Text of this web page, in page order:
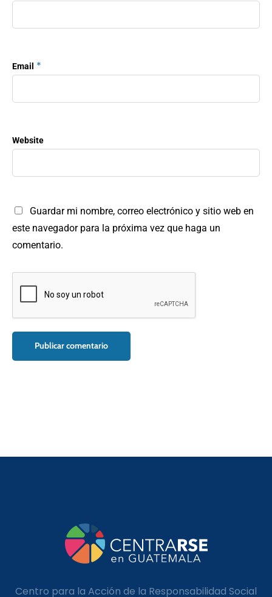
Email *
Website
Guardar mi nombre, correo electrónico y sitio web en
este navegador para la próxima vez que haga un
comentario.
Centro para la Acción de la Responsabilidad Social